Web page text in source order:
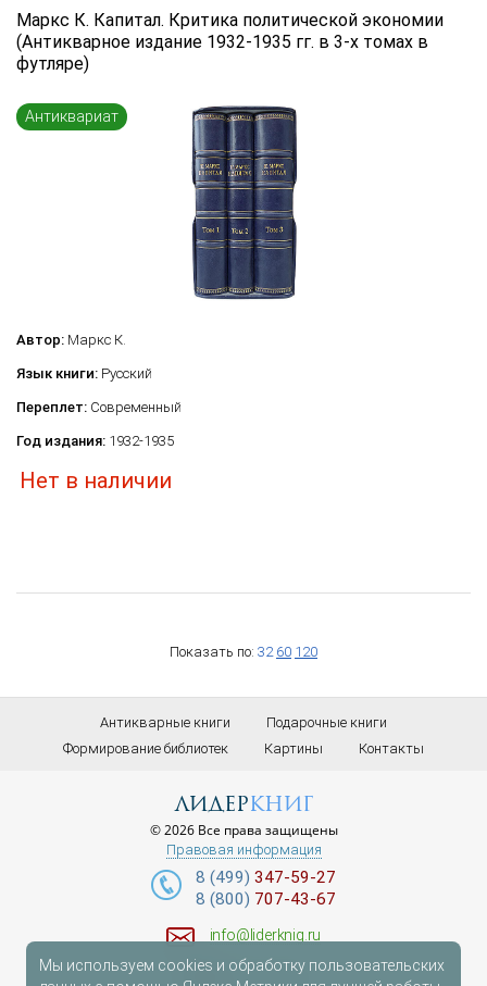
Язык книги
...
Переплет
...
по году издания
по дате поступления (новинки)
Маркс К. Капитал. Критика политической экономии
(Антикварное издание 1932-1935 гг. в 3-х томах в
футляре)
Антиквариат
Автор: Маркс К.
Язык книги: Русский
Переплет: Современный
Год издания: 1932-1935
Нет в наличии
Показать по: 32 60 120
Антикварные книги
Подарочные книги
Формирование библиотек
Картины Контакты
лидеркниг
© 2026 Все права защищены
Правовая информация
8 (499) 347-59-27
8 (800) 707-43-67
info@liderknig.ru
Доставка
Мы используем cookies и обработку пользовательских